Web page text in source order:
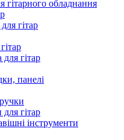
гітарного обладнання
гітар
для гітар
панелі
гітар
інструменти